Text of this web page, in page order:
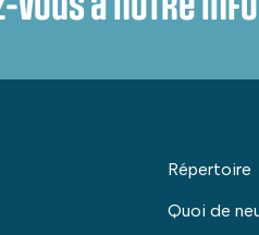
vous à notre
Répertoire
Quoi de